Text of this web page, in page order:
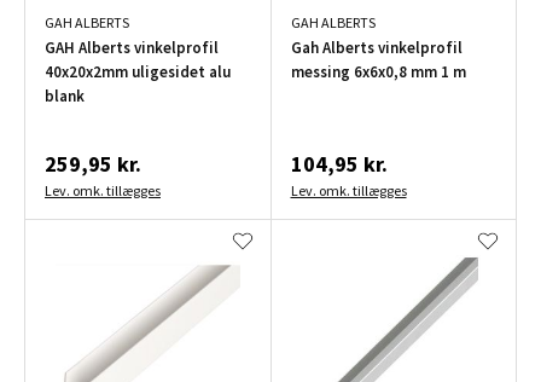
GAH ALBERTS
GAH Alberts vinkelprofil
40x20x2mm uligesidet alu
blank
259,95 kr.
Lev. omk. tillægges
GAH ALBERTS
Gah Alberts vinkelprofil
messing 6x6x0,8 mm 1 m
104,95 kr.
Lev. omk. tillægges